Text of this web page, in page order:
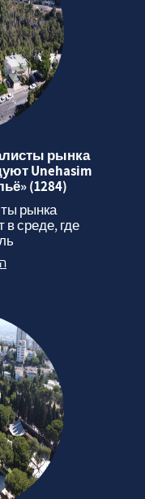
рынка
Unehasim
(1284)
рынка
среде, где